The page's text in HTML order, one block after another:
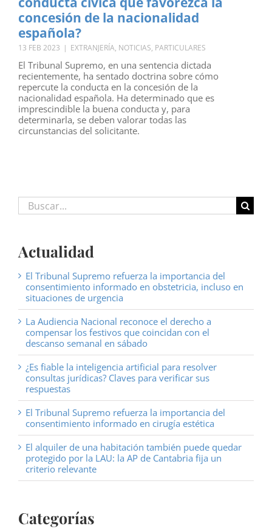
concesión de la nacionalidad
española?
13 FEB 2023 | EXTRANJERÍA, NOTICIAS, PARTICULARES
El Tribunal Supremo, en una sentencia dictada
recientemente, ha sentado doctrina sobre cómo
repercute la conducta en la concesión de la
nacionalidad española. Ha determinado que es
imprescindible la buena conducta y, para
determinarla, se deben valorar todas las
circunstancias del solicitante.
Buscar:
Actualidad
El Tribunal Supremo refuerza la importancia del
consentimiento informado en obstetricia, incluso en
situaciones de urgencia
La Audiencia Nacional reconoce el derecho a
compensar los festivos que coincidan con el
descanso semanal en sábado
¿Es fiable la inteligencia artificial para resolver
consultas jurídicas? Claves para verificar sus
respuestas
El Tribunal Supremo refuerza la importancia del
consentimiento informado en cirugía estética
El alquiler de una habitación también puede quedar
protegido por la LAU: la AP de Cantabria fija un
criterio relevante
Categorías